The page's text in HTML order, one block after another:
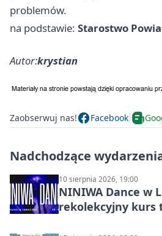
problemów.
na podstawie: Starostwo
Autor:krystian
Zaobserwuj nas! Facebook
Nadchodzące
10 sierpnia 2026, 19:00
NINIWA Dance w
rekolekcyjny kurs